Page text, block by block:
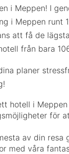
i Meppen! I
i Meppen runt
att få de
från bara
planer
hotell i Meppen
för
av din resa
med våra